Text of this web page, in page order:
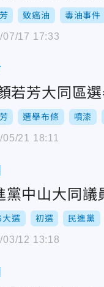
致癌油 毒油事件
07/17 17:33
若芳大同區
選舉布條 噴漆
05/21 18:11
黨中山大同
大選 初選 民進黨
03/12 13:18